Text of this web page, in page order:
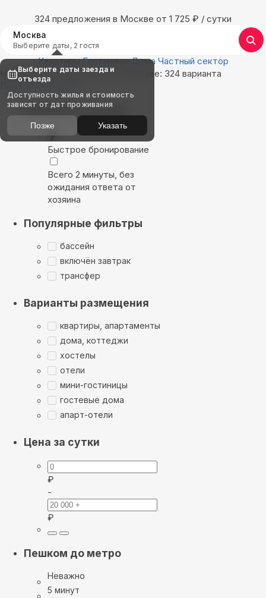
324 предложения в Москве oт 1 725 ₽ / сутки
Москва
Выберите даты, 2 гостя
Квартиры Гостиницы Дома Частный сектор
Найдём, где остановиться в Москве: 324 варианта
Показать на карте
Выбирайте лучшее
Быстрое бронирование
Всего 2 минуты, без
ожидания ответа от
хозяина
Популярные фильтры
бассейн
включён завтрак
трансфер
Варианты размещения
квартиры, апартаменты
дома, коттеджи
хостелы
отели
мини-гостиницы
гостевые дома
апарт-отели
Цена за сутки
₽
-
₽
Пешком до метро
Неважно
5 минут
Выберите даты заезда и
отъезда
Доступность жилья и стоимость
зависят от дат проживания
Позже Указать